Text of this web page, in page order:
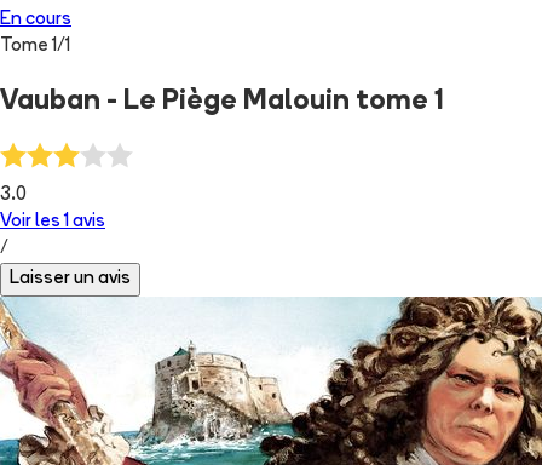
En cours
Tome1/1
Vauban - Le Piège Malouin tome 1
3.0
Voir les 1 avis
/
Laisser un avis